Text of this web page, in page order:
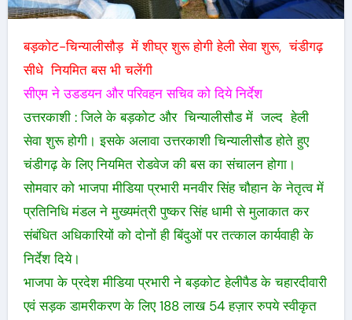
बड़कोट-चिन्यालीसौड़ में शीघ्र शुरू होगी हेली सेवा शुरू, चंडीगढ़
सीधे नियमित बस भी चलेंगी
सीएम ने उडडयन और परिवहन सचिव को दिये निर्देश
उत्तरकाशी : जिले के बड़कोट और चिन्यालीसौड में जल्द हेली
सेवा शुरू होगी। इसके अलावा उत्तरकाशी चिन्यालीसौड होते हुए
चंडीगढ़ के लिए नियमित रोडवेज की बस का संचालन होगा।
सोमवार को भाजपा मीडिया प्रभारी मनवीर सिंह चौहान के नेतृत्व में
प्रतिनिधि मंडल ने मुख्यमंत्री पुष्कर सिंह धामी से मुलाकात कर
संबंधित अधिकारियों को दोनों ही बिंदुओं पर तत्काल कार्यवाही के
निर्देश दिये।
भाजपा के प्रदेश मीडिया प्रभारी ने बड़कोट हेलीपैड के चहारदीवारी
एवं सड़क डामरीकरण के लिए 188 लाख 54 हज़ार रुपये स्वीकृत